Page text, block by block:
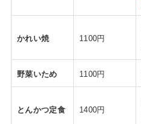
かれい焼 1100円
野菜いため 1100円
とんかつ定食 1400円